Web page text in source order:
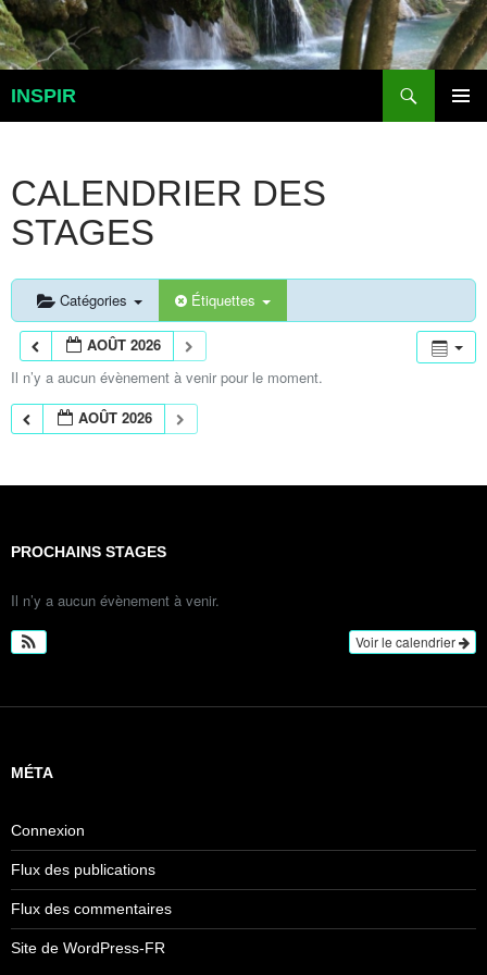
Aller
au
contenu
INSPIR
CALENDRIER DES
STAGES
Catégories Étiquettes
AOÛT 2026
Il n’y a aucun évènement à venir pour le moment.
AOÛT 2026
PROCHAINS STAGES
Il n’y a aucun évènement à venir.
Voir le calendrier
MÉTA
Connexion
Flux des publications
Flux des commentaires
Site de WordPress-FR